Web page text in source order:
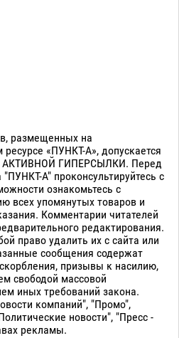
размещенных на
«ПУНКТ-А», допускается
ГИПЕРСЫЛКИ. Перед
А" проконсультируйтесь с
ознакомьтесь с
всех упомянутых товаров и
Комментарии читателей
редактирования.
право удалить их с сайта или
сообщения содержат
призывы к насилию,
свободой массовой
иных требований закона.
компаний", "Промо",
новости", "Пресс -
рекламы.